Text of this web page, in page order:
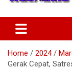
Home 2024
Gerak Cepat,